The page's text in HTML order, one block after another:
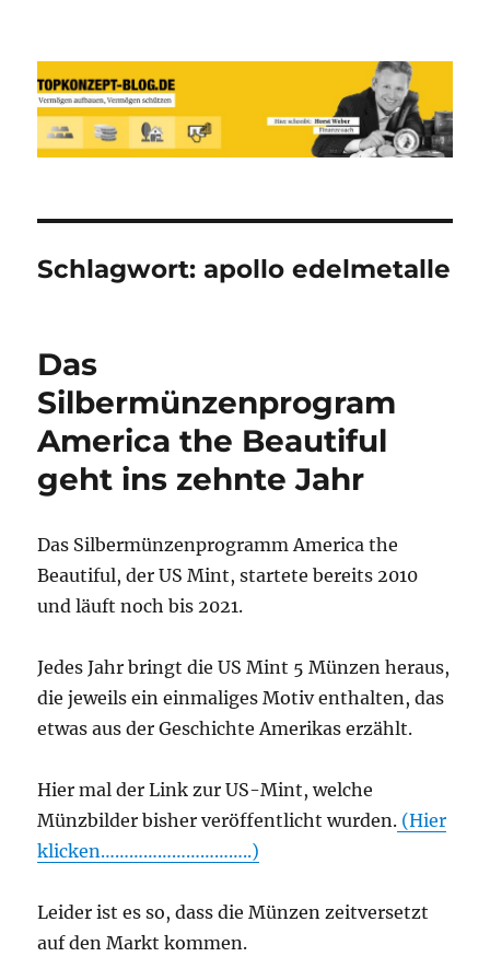
Reich werden und Vermögen
schützen mit Sachwerten-Silber-
Gold-Silbermünzen-Goldmünzen
Schlagwort:apollo edelmetalle
Das
Silbermünzenprogram
America the Beautiful
geht ins zehnte Jahr
Das Silbermünzenprogramm America the
Beautiful, der US Mint, startete bereits 2010
und läuft noch bis 2021.
Jedes Jahr bringt die US Mint 5 Münzen heraus,
die jeweils ein einmaliges Motiv enthalten, das
etwas aus der Geschichte Amerikas erzählt.
Hier mal der Link zur US-Mint, welche
Münzbilder bisher veröffentlicht wurden. (Hier
klicken…………………………..)
Leider ist es so, dass die Münzen zeitversetzt
auf den Markt kommen.